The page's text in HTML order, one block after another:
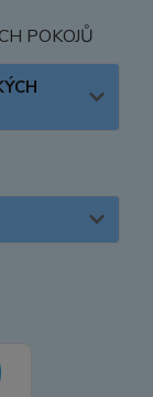
POKOJŮ